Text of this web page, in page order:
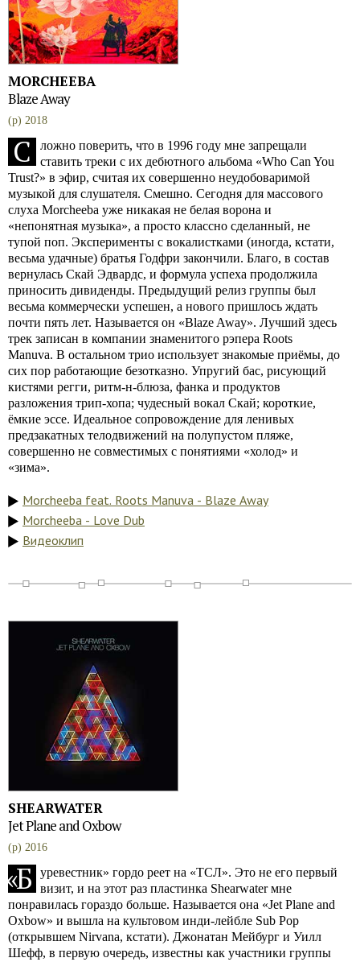
MORCHEEBA
Blaze Away
(p) 2018
С
ложно поверить, что в 1996 году мне запрещали
ставить треки с их дебютного альбома «Who Can You
Trust?» в эфир, считая их совершенно неудобоваримой
музыкой для слушателя. Смешно. Сегодня для массового
слуха Morcheeba уже никакая не белая ворона и
«непонятная музыка», а просто классно сделанный, не
тупой поп. Эксперименты с вокалистками (иногда, кстати,
весьма удачные) братья Годфри закончили. Благо, в состав
вернулась Скай Эдвардс, и формула успеха продолжила
приносить дивиденды. Предыдущий релиз группы был
весьма коммерчески успешен, а нового пришлось ждать
почти пять лет. Называется он «Blaze Away». Лучший здесь
трек записан в компании знаменитого рэпера Roots
Manuva. В остальном трио использует знакомые приёмы, до
сих пор работающие безотказно. Упругий бас, рисующий
кистями регги, ритм-н-блюза, фанка и продуктов
разложения трип-хопа; чудесный вокал Скай; короткие,
ёмкие эссе. Идеальное сопровождение для ленивых
предзакатных телодвижений на полупустом пляже,
совершенно не совместимых с понятиями «холод» и
«зима».
Morcheeba feat. Roots Manuva - Blaze Away
Morcheeba - Love Dub
Видеоклип
SHEARWATER
Jet Plane and Oxbow
(p) 2016
«Б
уревестник» гордо реет на «ТСЛ». Это не его первый
визит, и на этот раз пластинка Shearwater мне
понравилась гораздо больше. Называется она «Jet Plane and
Oxbow» и вышла на культовом инди-лейбле Sub Pop
(открывшем Nirvana, кстати). Джонатан Мейбург и Уилл
Шефф, в первую очередь, известны как участники группы